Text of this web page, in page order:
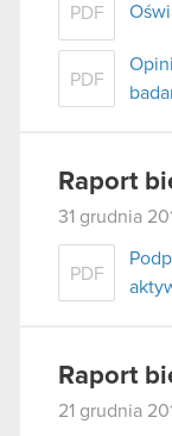
PDF
PDF
Raport
31 grudnia
PDF
Raport
21 grudnia